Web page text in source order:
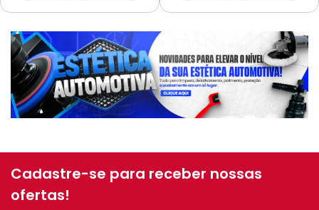
Cadastre-se para receber nossas
ofertas!